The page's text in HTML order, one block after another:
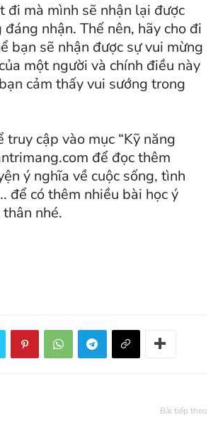
đi mà mình sẽ nhận lại được
nhận. Thế nên, hãy cho đi
bạn sẽ nhận được sự vui mừng
một người và chính điều này
cảm thấy vui sướng trong
truy cập vào mục “Kỹ năng
để đọc thêm
ý nghĩa về cuộc sống, tình
để có thêm nhiều bài học ý
nhé.
Bài tiếp theo